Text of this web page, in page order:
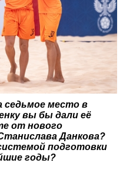
седьмое место в
вы бы дали её
от нового
Данкова?
подготовки
годы?